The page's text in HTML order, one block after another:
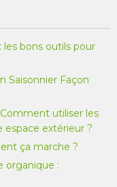
les bons outils pour
Saisonnier Façon
utiliser les
extérieur ?
ça marche ?
organique :